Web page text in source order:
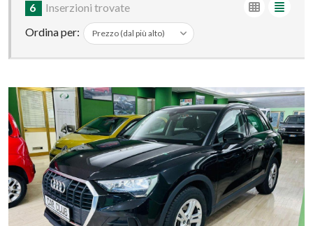
6
Inserzioni trovate
Ordina per: